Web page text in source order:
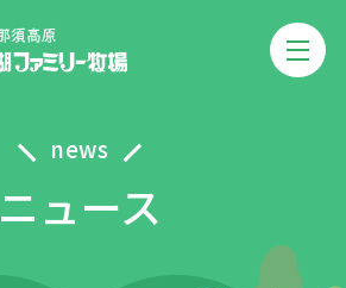
news
ニュース